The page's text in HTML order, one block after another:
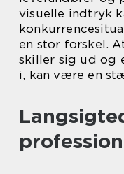
visuelle indtryk
en stor forskel.
skiller sig ud og
i, kan være en